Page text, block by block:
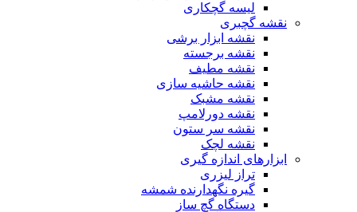
لیسه گچکاری
نقشه گچبری
نقشه ابزار برشی
نقشه برجسته
نقشه مطیف
نقشه حاشیه سازی
نقشه مشبک
نقشه دورلامپ
نقشه سر ستون
نقشه لچک
ابزارهای اندازه گیری
تراز لیزری
گیره نگهدارنده شمشه
دستگاه گچ ساز